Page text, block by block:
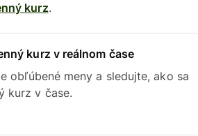
kurz.
kurz v reálnom čase
obľúbené meny a sledujte, ako sa
kurz v čase.